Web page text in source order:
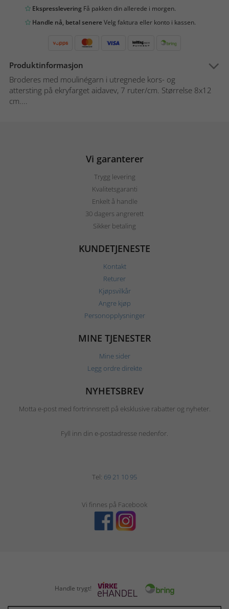
Ekspresslevering Få pakken din allerede i morgen.
Handle nå, betal senereVelg faktura eller konto i kassen.
Produktinformasjon
Broderes med moulinégarn i utregnede kors- og
attersting på ekryfarget aidavev, 7 ruter/cm. Størrelse 8x12
cm....
Vi garanterer
Trygg levering
Kvalitetsgaranti
Enkelt å handle
30 dagers angrerett
Sikker betaling
KUNDETJENESTE
Kontakt
Returer
Kjøpsvilkår
Angre kjøp
Personopplysninger
MINE TJENESTER
Mine sider
Legg ordre direkte
NYHETSBREV
Motta e-post med fortrinnsrett på eksklusive rabatter og nyheter.
Fyll inn din e-postadresse nedenfor.
Tel: 69 21 10 95
Vi finnes på Facebook
Handle trygt!